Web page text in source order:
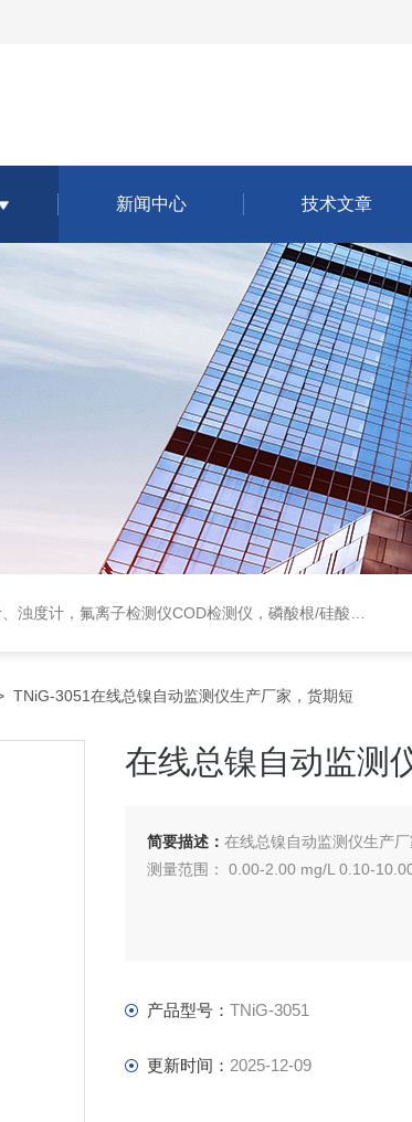
新闻中心 技术文章
COD检测仪，磷酸根/硅酸根分析仪，PH电极、溶氧电极、电导电极
TNiG-3051在线总镍自动监测仪生产厂家，货期短
在线总镍自动监测
简要描述： 在线总镍自动监测仪生产
测量范围： 0.00-2.00 mg/L 0.10-
产品型号： TNiG-3051
更新时间： 2025-12-09